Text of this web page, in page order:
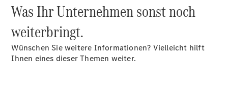
Umbaulösungen
Sterne
Digitale
Extras
Was Ihr Unternehmen sonst noch
weiterbringt.
Wünschen Sie weitere Informationen? Vielleicht hilft
Ihnen eines dieser Themen weiter.